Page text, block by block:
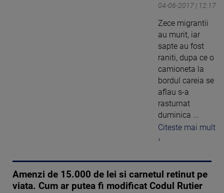
04-06-2017 | 12:17
Zece migrantii
au murit, iar
sapte au fost
raniti, dupa ce o
camioneta la
bordul careia se
aflau s-a
rasturnat
duminica ...
Citeste mai mult
›
Amenzi de 15.000 de lei si carnetul retinut pe
viata. Cum ar putea fi modificat Codul Rutier